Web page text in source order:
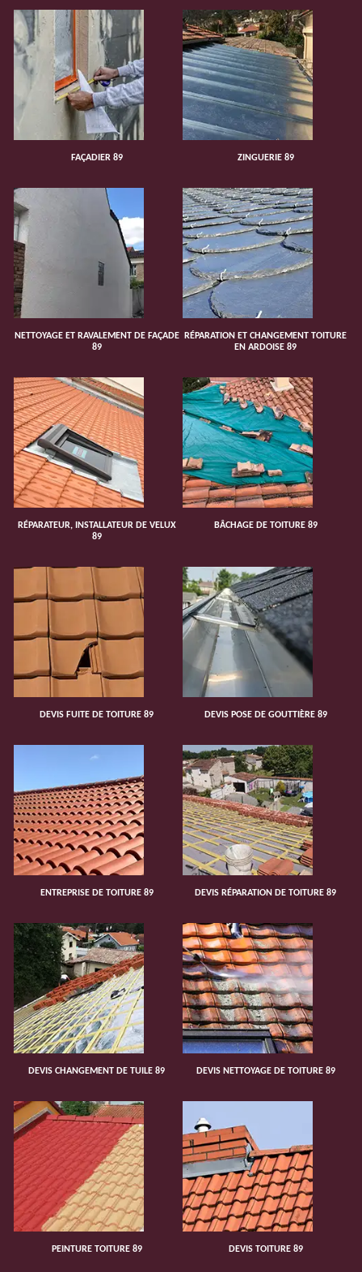
FAÇADIER 89 ZINGUERIE 89
NETTOYAGE ET RAVALEMENT DE FAÇADE
89
RÉPARATION ET CHANGEMENT TOITURE
EN ARDOISE 89
RÉPARATEUR, INSTALLATEUR DE VELUX
89
BÂCHAGE DE TOITURE 89
DEVIS FUITE DE TOITURE 89 DEVIS POSE DE GOUTTIÈRE 89
ENTREPRISE DE TOITURE 89 DEVIS RÉPARATION DE TOITURE 89
DEVIS CHANGEMENT DE TUILE 89 DEVIS NETTOYAGE DE TOITURE 89
PEINTURE TOITURE 89 DEVIS TOITURE 89